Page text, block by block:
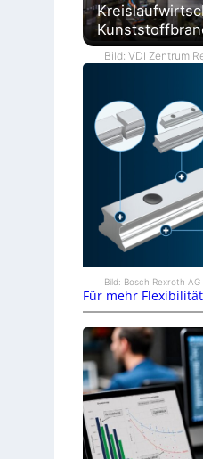
Bild: VDI Zentrum
Bild: Bosch Rexroth AG
Für mehr Flexibilität